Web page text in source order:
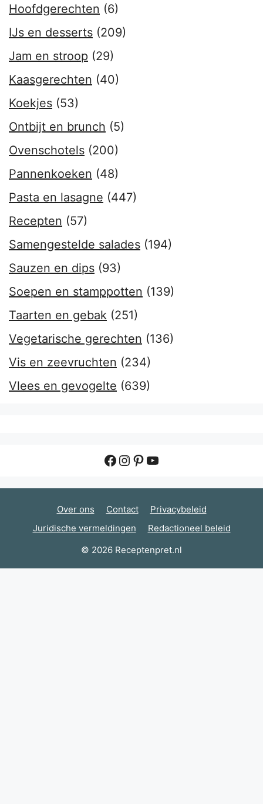
Hoofdgerechten (6)
IJs en desserts (209)
Jam en stroop (29)
Kaasgerechten (40)
Koekjes (53)
Ontbijt en brunch (5)
Ovenschotels (200)
Pannenkoeken (48)
Pasta en lasagne (447)
Recepten (57)
Samengestelde salades (194)
Sauzen en dips (93)
Soepen en stamppotten (139)
Taarten en gebak (251)
Vegetarische gerechten (136)
Vis en zeevruchten (234)
Vlees en gevogelte (639)
Facebook
Instagram
Pinterest
YouTube
Over ons Contact
Privacybeleid
Juridische vermeldingen
Redactioneel beleid
© 2026 Receptenpret.nl